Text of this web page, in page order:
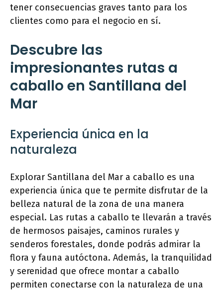
tener consecuencias graves tanto para los
clientes como para el negocio en sí.
Descubre las
impresionantes rutas a
caballo en Santillana del
Mar
Experiencia única en la
naturaleza
Explorar Santillana del Mar a caballo es una
experiencia única que te permite disfrutar de la
belleza natural de la zona de una manera
especial. Las rutas a caballo te llevarán a través
de hermosos paisajes, caminos rurales y
senderos forestales, donde podrás admirar la
flora y fauna autóctona. Además, la tranquilidad
y serenidad que ofrece montar a caballo
permiten conectarse con la naturaleza de una